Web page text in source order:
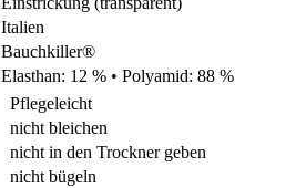
Italien
Bauchkiller®
Elasthan: 12 % • Polyamid: 88 %
Pflegeleicht
nicht bleichen
nicht in den Trockner geben
nicht bügeln